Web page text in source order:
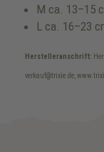
M ca. 13–15
L ca. 16–23
Herstelleranschrift:
verkauf@trixie.de,